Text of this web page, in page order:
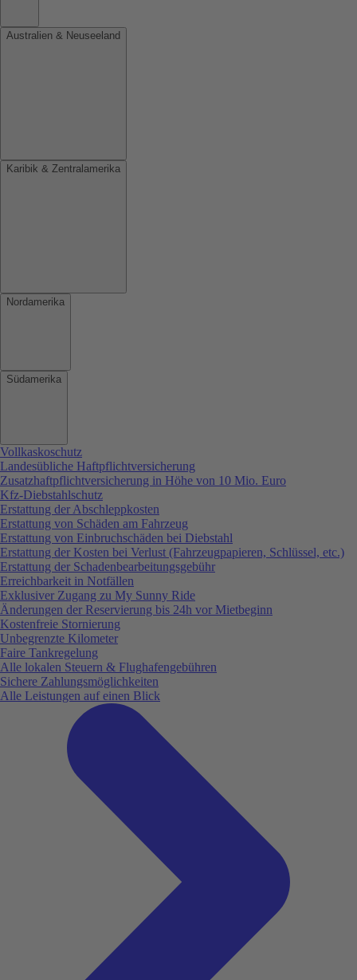
Australien & Neuseeland
Karibik & Zentralamerika
Nordamerika
Südamerika
Vollkaskoschutz
Landesübliche Haftpflichtversicherung
Zusatzhaftpflichtversicherung in Höhe von 10 Mio. Euro
Kfz-Diebstahlschutz
Erstattung der Abschleppkosten
Erstattung von Schäden am Fahrzeug
Erstattung von Einbruchschäden bei Diebstahl
Erstattung der Kosten bei Verlust (Fahrzeugpapieren, Schlüssel, etc.)
Erstattung der Schadenbearbeitungsgebühr
Erreichbarkeit in Notfällen
Exklusiver Zugang zu My Sunny Ride
Änderungen der Reservierung bis 24h vor Mietbeginn
Kostenfreie Stornierung
Unbegrenzte Kilometer
Faire Tankregelung
Alle lokalen Steuern & Flughafengebühren
Sichere Zahlungsmöglichkeiten
Alle Leistungen auf einen Blick